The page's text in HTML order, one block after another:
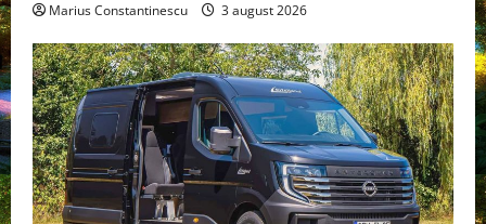
Marius Constantinescu 3 august 2026